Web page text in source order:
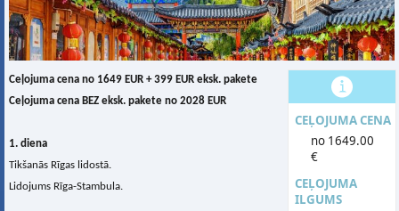
CEĻOJUMA CENA
no 1649.00
€
CEĻOJUMA
ILGUMS
Ceļojuma cena no 1649 EUR + 399 EUR eksk. pakete
Ceļojuma cena BEZ eksk. pakete no 2028 EUR
1. diena
Tikšanās Rīgas lidostā.
Lidojums Rīga-Stambula.